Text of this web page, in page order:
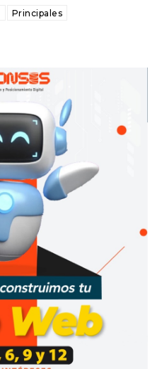
Principales